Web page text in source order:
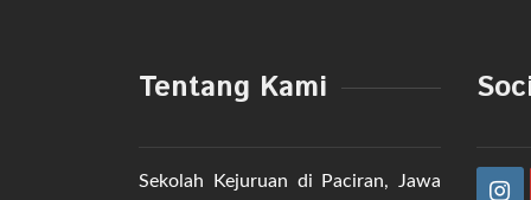
Tentang Kami
Sekolah Kejuruan di Paciran, Jawa